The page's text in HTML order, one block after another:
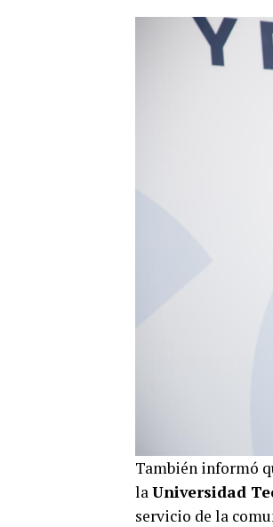
También informó
laUniversidad
servicio de la